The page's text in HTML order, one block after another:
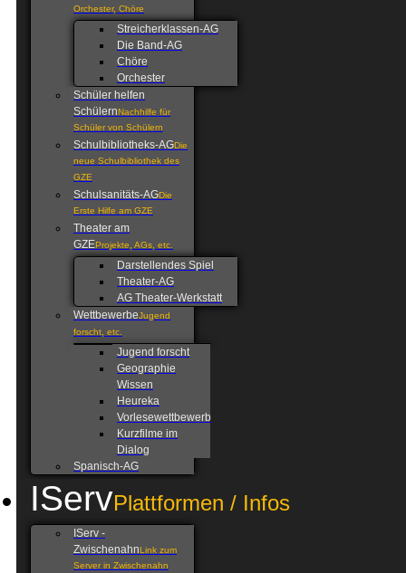
Orchester, Chöre
Streicherklassen-AG
Die Band-AG
Chöre
Orchester
Schüler helfen
SchülernNachhilfe für
Schüler von Schülern
Schulbibliotheks-AGDie
neue Schulbibliothek des
GZE
Schulsanitäts-AGDie
Erste Hilfe am GZE
Theater am
GZEProjekte, AGs, etc.
Darstellendes Spiel
Theater-AG
AG Theater-Werkstatt
WettbewerbeJugend
forscht, etc.
Jugend forscht
Geographie
Wissen
Heureka
Vorlesewettbewerb
Kurzfilme im
Dialog
Spanisch-AG
IServPlattformen / Infos
IServ -
ZwischenahnLink zum
Server in Zwischenahn